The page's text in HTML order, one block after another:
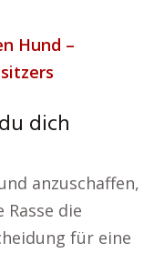
Hund –
dich
anzuschaffen,
die
für eine